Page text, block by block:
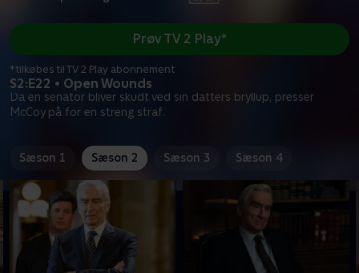
S2:E22 • Open Wounds
Da en senator bliver skudt ved sin datters bryllup, presser
McCoy på for en streng straf.
Prøv TV 2 Play*
*tilkøbes til TV 2 Play abonnement
Sæson 1 Sæson 2 Sæson 3 Sæson 4